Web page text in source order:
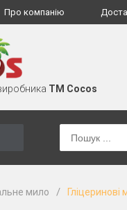
Про компанію
TM Cocos
мило / Гліцеринові